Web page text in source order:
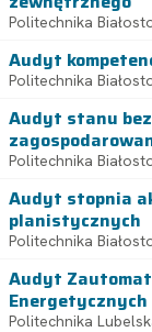
Politechnika
Audyt
Politechnika
Audyt stanu
Politechnika
Audyt stopnia
planistycznych
Politechnika
Audyt
Energetycznych
Politechnika